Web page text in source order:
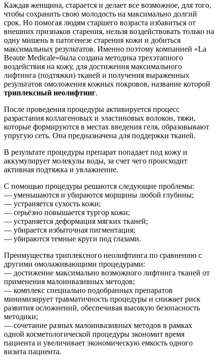
Каждая женщина, старается и делает все возможное, для того,
чтобы сохранить свою молодость на максимально долгий
срок. Но помогая людям старшего возраста избавиться от
внешних признаков старения, нельзя воздействовать только на
одну мишень в патогенезе старения кожи и добиться
максимальных результатов. Именно поэтому компанией «La
Beaute Medicalе»была создана методика трехэтапного
воздействия на кожу, для достижения максимального
лифтинга (подтяжки) тканей и получения выраженных
результатов омоложения кожных покровов, название которой
триплексный неолифтинг.
После проведения процедуры активируется процесс
разрастания коллагеновых и эластиновых волокон, тяжи,
которые формируются в местах введения геля, образовывают
упругую сеть. Она предназначена для поддержки тканей.
В результате процедуры препарат попадает под кожу и
аккумулирует молекулы воды, за счет чего происходит
активная подтяжка и увлажнение.
С помощью процедуры решаются следующие проблемы:
— уменьшаются и убираются морщины любой глубины;
— устраняется сухость кожи;
— серьёзно повышается тургор кожи;
— устраняется деформация мягких тканей;
— убирается избыточная пигментация;
— убираются темные круги под глазами.
Преимущества триплексного неолифтинга по сравнению с
другими омолаживающими процедурами:
— достижение максимально возможного лифтинга тканей от
применения малоинвазивных методов;
— комплекс специально подобранных препаратов
минимизирует травматичность процедуры и снижает риск
развития осложнений, обеспечивая высокую безопасность
методики;
— сочетание разных малоинвазивных методов в рамках
одной косметологической процедуры экономит время
пациента и увеличивает экономическую емкость одного
визита пациента.